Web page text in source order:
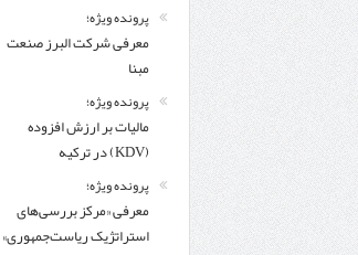
پرونده ویژه؛
معرفی شركت البرز صنعت
مبنا
پرونده ویژه؛
مالیات بر ارزش افزوده
(KDV) در ترکیه
پرونده ویژه؛
معرفی «مرکز بررسی‌های
استراتژیک ریاست‌جمهوری»